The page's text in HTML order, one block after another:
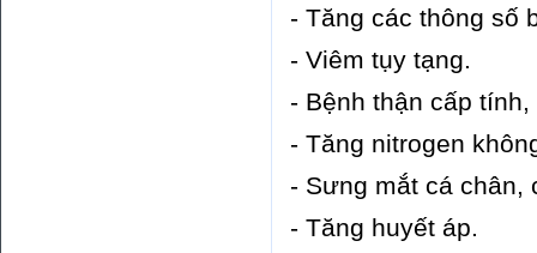
- Tăng các thông số
- Viêm tụy tạng.
- Bệnh thận cấp
- Tăng nitrogen
- Sưng mắt cá chân,
- Tăng huyết áp.